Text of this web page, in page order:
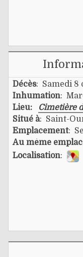
Décès: Samedi 8
Inhumation:
Lieu:
Cimetière
Situé à: Saint-
Emplacement:
Au même
Localisation: